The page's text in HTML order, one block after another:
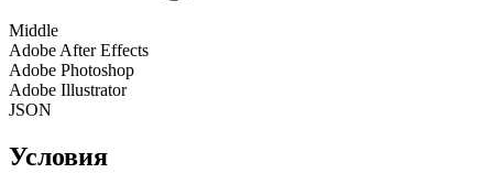
Middle
Adobe After Effects
Adobe Photoshop
Adobe Illustrator
JSON
Условия